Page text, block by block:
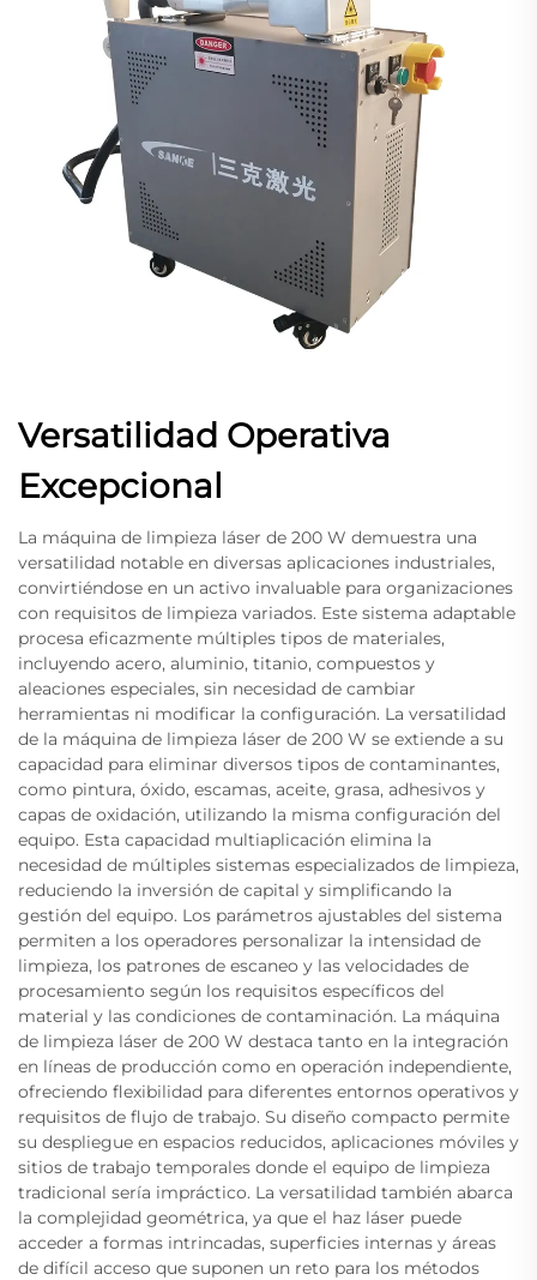
Versatilidad Operativa
Excepcional
La máquina de limpieza láser de 200 W demuestra una
versatilidad notable en diversas aplicaciones industriales,
convirtiéndose en un activo invaluable para organizaciones
con requisitos de limpieza variados. Este sistema adaptable
procesa eficazmente múltiples tipos de materiales,
incluyendo acero, aluminio, titanio, compuestos y
aleaciones especiales, sin necesidad de cambiar
herramientas ni modificar la configuración. La versatilidad
de la máquina de limpieza láser de 200 W se extiende a su
capacidad para eliminar diversos tipos de contaminantes,
como pintura, óxido, escamas, aceite, grasa, adhesivos y
capas de oxidación, utilizando la misma configuración del
equipo. Esta capacidad multiaplicación elimina la
necesidad de múltiples sistemas especializados de limpieza,
reduciendo la inversión de capital y simplificando la
gestión del equipo. Los parámetros ajustables del sistema
permiten a los operadores personalizar la intensidad de
limpieza, los patrones de escaneo y las velocidades de
procesamiento según los requisitos específicos del
material y las condiciones de contaminación. La máquina
de limpieza láser de 200 W destaca tanto en la integración
en líneas de producción como en operación independiente,
ofreciendo flexibilidad para diferentes entornos operativos y
requisitos de flujo de trabajo. Su diseño compacto permite
su despliegue en espacios reducidos, aplicaciones móviles y
sitios de trabajo temporales donde el equipo de limpieza
tradicional sería impráctico. La versatilidad también abarca
la complejidad geométrica, ya que el haz láser puede
acceder a formas intrincadas, superficies internas y áreas
de difícil acceso que suponen un reto para los métodos